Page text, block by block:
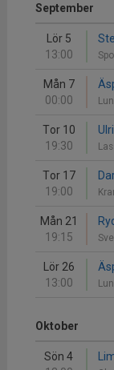
September
Lör 5
13:00
Mån 7
00:00
Tor 10
19:30
Tor 17
19:00
Mån 21
19:15
Lör 26
13:00
Oktober
Sön 4